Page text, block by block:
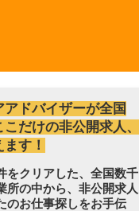
ドバイザーが全国
だけの非公開求人、
す！
をクリアした、全国数千
所の中から、非公開求人
のお仕事探しをお手伝